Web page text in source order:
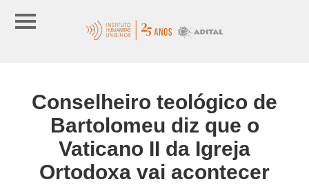
Conselheiro teológico de
Bartolomeu diz que o
Vaticano II da Igreja
Ortodoxa vai acontecer